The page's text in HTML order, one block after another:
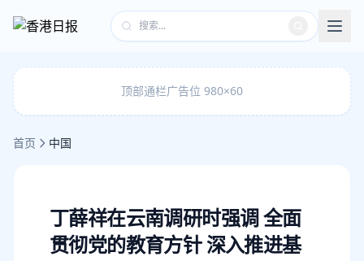
顶部通栏广告位 980×60
首页 中国
丁薛祥在云南调研时强调 全面
贯彻党的教育方针 深入推进基